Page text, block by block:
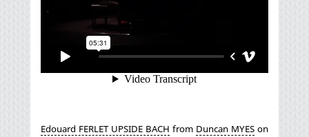
Edouard FERLET UPSIDE BACH from Duncan MYES on